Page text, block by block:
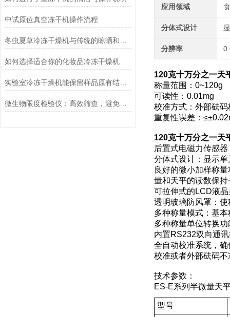
中试原位真空冻干机操作流程
如何选择适合你的化妆品冷冻干燥机
实验室冷冻干燥机能保留样品原有结构和活性
微生物限度检验仪：高效筛查，避免产品微生物污染
应用领域
分体式设计
分辨率
120克十万分之一天
称量范围：0~120g
可读性：0.01mg
校准方式：外部砝码
重复性误差：
120克十万分之一天
后置式电磁力传感
分体式设计：显示
良好的微小加样称
量和天平的读数保
可拉伸式的LCD液
透明玻璃防风罩：
多种称量模式：基
多种称量单位转换
内置RS232双向通
全自动校准系统，
校准或者外部砝码
技术参数：
ES-E系列半微量天
型号